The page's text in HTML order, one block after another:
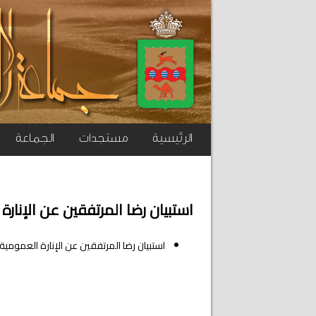
الرئيسية مستجدات الجماعة
استبيان رضا المرتفقين عن
استبيان رضا المرتفقين عن الإنارة